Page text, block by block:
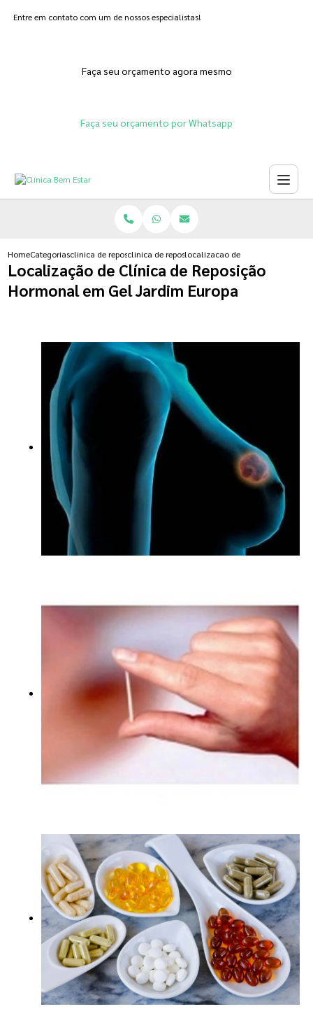
Entre em contato com um de nossos especialistas!
Faça seu orçamento agora mesmo
Faça seu orçamento por Whatsapp
HomeCategoriasclinica de reposicao hormonalclinica de reposicao hormonal natural
localizacao de clinica de
Localização de Clínica de Reposição
Hormonal em Gel Jardim Europa